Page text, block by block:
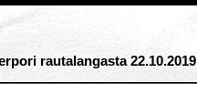
rautalangasta 22.10.2019